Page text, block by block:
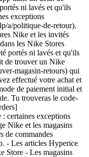
ni lavés et qu'ils
exceptions
a/politique-de-retour).
Nike et les invités
les Nike Stores
portés ni lavés et qu'ils
de trouver un Nike
magasin-retours) qui
effectué votre achat et
de paiement initial et
Tu trouveras le code-
certaines exceptions
Nike et les magasins
de commandes
- Les articles Hyperice
Store - Les magasins Nike ne sont pas en mesure de rembourser les frais d'expédition applicables. Trouver un Nike Store ### Expédier ton colis de retour __1.__ [__Connecte-toi__](https://www.nike.com/orders/?showSignin=true) à ton profil de membre et accède à l'historique de tes commandes, sélectionne « Afficher ou gérer » pour la commande que tu retournes, puis sélectionne « Commencer une procédure de retour ou d'échange ». Si tu as acheté en tant qu'invité·e, tu devras [accéder à ta commande](https://www.nike.com/orders) à l'aide de ton numéro de commande et de ton adresse e-mail. __2. Sélectionne les articles à retourner__ et indique la raison du retour. __3. Fournis les informations de retour__ et choisis ta méthode de retour : - __Code de retour__ : aucune imprimante n'est nécessaire. Nous t'enverrons par e-mail un code à scanner à présenter dans un point de collecte. Là-bas, il sera scanné et une étiquette de retour prépayée te sera donnée. - __Étiquette de retour à imprimer :__ tu recevras automatiquement par e-mail une étiquette prépayée imprimable. __4. Emballe tes articles__ pour l'expédition et retire ou couvre tous les anciens codes-barres et étiquettes pour éviter tout retard d'expédition. __5. Renvois ton colis.__ Dépose ton colis de retour auprès du transporteur de ton choix et conserve ta preuve d'expédition. - __Code de retour :__ montre au point de collecte ton code de retour à scanner sur ton appareil mobile. Il scannera ton code, imprimera ton étiquette et expédiera ton retour. Tu trouveras ton code sur la [page des détails de ton retour](https://www.nike.com/orders/details/). - __Étiquette de retour :__ imprime ton étiquette et appose-la de façon sûre à ton colis. Pour La Poste, tu peux aussi choisir de planifier un retrait sur le site [laposte.fr/retourbal](https://www.laposte.fr/retourbal) pour le faire retirer dans ta boîte aux lettres personnelle (assure-toi que le colis de retour tient dans ta boîte aux lettres). *Remarque : si tu as acheté des articles Nike auprès d'un autre revendeur, tu dois retourner votre achat à ce revendeur.* ## FAQ Que faire si je ne peux pas imprimer une étiquette de retour ? Les membres Nike et les invité·e·s peuvent choisir d'obtenir un code de retour à scanner. Tu peux montrer ce code au point de collecte et une étiquette de retour sera imprimée pour toi. Si tu as déjà fait une demande de retour, tu peux accéder à ton code de retour à tout moment sur la [page des détails de ton retour](https://www.nike.com/orders/details/). Quand vais-je recevoir mon remboursement ? Consulte les [informations sur les remboursements](https://www.nike.com/fr/help/a/infos-remboursement) pour en savoir plus. Puis-je échanger ma commande ? Oui, tu peux échanger les articles éligibles. Merci de consulter nos [instructions d'échange](https://www.nike.com/fr/help/a/conditions-echange) pour plus d'informations. Comment retourner un cadeau que j'ai reçu ? Les remboursements des retours sont effectués selon le mode de paiement initial, mais peuvent également être crédités sur une carte cadeau Nike si la personne qui a passé la commande le demande. Adresse-toi à la personne qui t'a offert le cadeau si tu souhaites retourner un article. Que dois-je faire si je reçois le mauvais article, ou si un article est endommagé ou manquant ? Si tu as reçu un article incorrect ou endommagé, merci de [nous contacter](https://www.nike.com/fr/help/#contact) afin que nous puissions t'aider. Si un article est manquant dans ton colis, vérifie d'abord le statut de ta commande. Si tu as commandé plusieurs articles, il est possible que tu les reçoives dans des colis séparés et que l'article manquant arrive plus tard. Si l'intégralité de ta commande apparaît comme livrée, assure-toi de vérifier qu'un colis supplémentaire ne se trouve pas à d'autres endroits (par exemple, le porche, la boîte aux lettres, etc.). Si vous avez reçu toutes les expéditions et qu'il vous manque toujours un article, veuillez [nous contacter](https://www.nike.com/fr/help/#contact). Comment retourner un achat effectué dans un Nike Store ? Retourner ton achat dans un Nike Store, c'est facile. Rapporte tes articles n'ayant pas été lavés ni portés et possédant encore leur étiquette de prix au lieu d'achat d'origine avec ta preuve d'achat ([certaines exceptions s'appliquent](https://www.nike.com/fr/help/a/exceptions-retour)). Remarque : il n'est pas possible d'expédier un retour effectué dans un Nike Store ; les articles doivent être retournés au lieu d'achat d'origine. Si tu ne peux pas rapporter les articles dans le même magasin, [contacte-nous](https://www.nike.com/fr/help/#contact) pour discuter des options disponibles. Puis-je retourner un article défectueux ? Nike garantit la qualité de ses chaussures et de son équipement. Si ton article est potentiellement défectueux, n'hésite pas à consulter nos [informations sur la garantie](https://www.nike.com/fr/help/a/garantie-chaussures) pour en savoir plus et prendre connaissance des étapes à suivre. Si ton article Hyperice est potentiellement défectueux, n'hésite pas à [contacter directement Hyperice](mailto:HypercareEU@hyperice.com) et à consulter les [informations sur la garantie Hyperice](https://hyperice.zendesk.com/hc/en-us/articles/25733403808155-International-Hyperice-Warranty-Information) pour en savoir plus. Si tu as un set de construction Nike x LEGO avec des pièces manquantes ou endommagées, tu peux [demander des pièces de remplacement directement sur le site Web de LEGO](https://www.nike.com/fr/help/a/lego). ### CONTENU APPARENTÉ - [Quelle est la politique de retour de Nike ?](https://www.nike.com/politique-de-retour) ## Nous contacter Chat Icon ### Discute avec nous 7:00 - 00:00 Lundi - Dimanche Phone Icon ### Appelle-nous +33 (0) 170489073 Prix d’un appel local 9:00 - 21:00 Lundi - Vendredi 9:00 - 18:00 Samedi Store Icon ### Trouve un magasin Ressources [Cartes cadeaux](https://www.nike.com/fr/cartes-cadeaux) [Cartes cadeaux d'entreprise](https://nikegiftcardsforbusiness.com/) [Trouver un magasin](https://www.nike.com/fr/retail/) [Nike Journal](https://www.nike.com/fr/articles) [Devenir membre](https://www.nike.com/fr/adhesion) [Commentaires](https://www.nike.com#site-feedback) [Codes promo](https://www.nike.com/fr/code-promo) [Conseil produit](https://www.nike.com/fr/conseil-produit) [Running Shoe Finder](https://www.nike.com/fr/running/recherche-de-chaussures) Aide [Aide](https://www.nike.com/fr/help) [Statut de la commande](https://www.nike.com/fr/orders/details) [Expédition et livraison](https://www.nike.com/fr/help/a/expedition-livraison-ue) [Retours](https://www.nike.com/fr/help/a/conditions-de-retour-ue) [Modes de paiement](https://www.nike.com/fr/help/a/modes-de-paiement-ue) [Nous contacter](https://www.nike.com/fr/help/#contact) [Avis](https://www.nike.com/fr/help/a/avis) [Aide - Codes promo Nike](https://www.nike.com/fr/help/a/appliquer-promo-ue) Entreprise [À propos de Nike](https://about.nike.com/) [Actualités](https://news.nike.com/) [Carrières](https://jobs.nike.com/) [Investisseurs](https://investors.nike.com/) [Développement durable](https://www.nike.com/fr/developpement-durable) [Accessibilité: partiellement conforme](https://www.nike.com/accessibility) [Déclaration d'accessibilité](https://www.nike.com/fr/accessibility/statement) [Mission](https://www.nike.com/fr/mission) [Nike Coaching](https://www.nike.com/fr/coaching) [Signaler un problème](https://secure.ethicspoint.com/domain/media/fr/gui/56821/index.html) Promotions liées à la communauté [Étudiant·e](https://services.sheerid.com/verify/68d15e386bcf0b059b3b1708/?locale=fr) [Prof](https://urldefense.com/v3/__https://services.sheerid.com/verify/68dcfa47c3f2fd1cd3069a9c/?locale=fr__%3B%21%21KLCbKzk%21nTvDkRbY-BbSpoWsFhAQdmMrehEzU3loDux4_exRVjO9--Ik_EbQNJ3bX2gkEwR7F9cVVROFKqLxE4B8uW6bnx7H5y7HwQ%24) [Urgentiste](https://urldefense.com/v3/__https://services.sheerid.com/verify/68d55da9273c5b3a03a5aa8e/?locale=fr__%3B%21%21KLCbKzk%21nTvDkRbY-BbSpoWsFhAQdmMrehEzU3loDux4_exRVjO9--Ik_EbQNJ3bX2gkEwR7F9cVVROFKqLxE4B8uW6bnx4xlR3fpQ%24) [Pro de santé](https://urldefense.com/v3/__https://services.sheerid.com/verify/68d55e0d273c5b3a03a5b0ac/?locale=fr__%3B%21%21KLCbKzk%21nTvDkRbY-BbSpoWsFhAQdmMrehEzU3loDux4_exRVjO9--Ik_EbQNJ3bX2gkEwR7F9cVVROFKqLxE4B8uW6bnx7lcibT-w%24) [Ressources](https://www.nike.com/fr/help) [Cartes cadeaux](https://www.nike.com/fr/cartes-cadeaux) [Cartes cadeaux d'entreprise](https://nikegiftcardsforbusiness.com/) [Trouver un magasin](https://www.nike.com/fr/retail/) [Nike Journal](https://www.nike.com/fr/articles) [Devenir membre](https://www.nike.com/fr/adhesion) [Commentaires](https://www.nike.com#site-feedback) [Codes promo](https://www.nike.com/fr/code-promo) [Conseil produit](https://www.nike.com/fr/conseil-produit) [Running Shoe Finder](https://www.nike.com/fr/running/recherche-de-chaussures) [Aide](https://www.nike.com/fr/help) [Aide](https://www.nike.com/fr/help) [Statut de la commande](https://www.nike.com/fr/orders/details) [Expédition et livraison](https://www.nike.com/fr/help/a/expedition-livraison-ue) [Retours](https://www.nike.com/fr/help/a/conditions-de-retour-ue) [Modes de paiement](https://www.nike.com/fr/help/a/modes-de-paiement-ue) [Nous contacter](https://www.nike.com/fr/help/#contact) [Avis](https://www.nike.com/fr/help/a/avis) [Aide - Codes promo Nike](https://www.nike.com/fr/help/a/appliquer-promo-ue) [Entreprise](https://about.nike.com/fr) [À propos de Nike](https://about.nike.com/) [Actualités](https://news.nike.com/) [Carrières](https://jobs.nike.com/) [Investisseurs](https://investors.nike.com/) [Développement durable](https://www.nike.com/fr/developpement-durable) [Accessibilité: partiellement conforme](https://www.nike.com/accessibility) [Déclaration d'accessibilité](https://www.nike.com/fr/accessibility/statement) [Mission](https://www.nike.com/fr/mission)